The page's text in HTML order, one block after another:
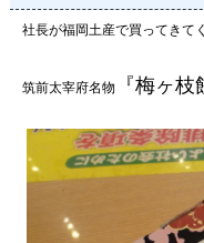
社長が福岡土産で買ってきて
筑前太宰府名物 『梅ヶ枝